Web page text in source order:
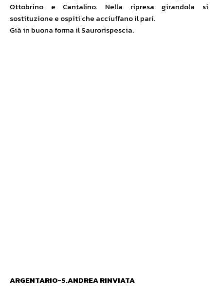
Ottobrino e Cantalino. Nella ripresa girandola si
sostituzione e ospiti che acciuffano il pari.
Già in buona forma il Saurorispescia.
ARGENTARIO-S.ANDREA RINVIATA